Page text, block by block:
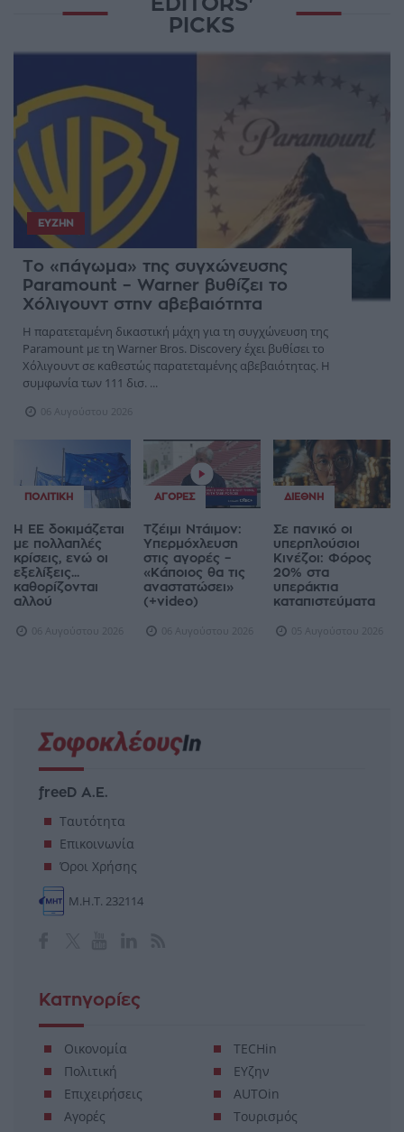
PICKS
ΕΥΖΗΝ
Το «πάγωμα» της συγχώνευσης
Paramount – Warner βυθίζει το
Χόλιγουντ στην αβεβαιότητα
Η παρατεταμένη δικαστική μάχη για τη συγχώνευση της
Paramount με τη Warner Bros. Discovery έχει βυθίσει το
Χόλιγουντ σε καθεστώς παρατεταμένης αβεβαιότητας. Η
συμφωνία των 111 δισ. ...
06 Αυγούστου 2026
ΠΟΛΙΤΙΚΉ
Η ΕΕ δοκιμάζεται
με πολλαπλές
κρίσεις, ενώ οι
εξελίξεις...
καθορίζονται
αλλού
06 Αυγούστου 2026
ΑΓΟΡΈΣ
Τζέιμι Ντάιμον:
Υπερμόχλευση
στις αγορές –
«Κάποιος θα τις
αναστατώσει»
(+video)
06 Αυγούστου 2026
ΔΙΕΘΝΉ
Σε πανικό οι
υπερπλούσιοι
Κινέζοι: Φόρος
20% στα
υπεράκτια
καταπιστεύματα
05 Αυγούστου 2026
freeD Α.Ε.
Ταυτότητα
Επικοινωνία
Όροι Χρήσης
Μ.Η.Τ. 232114
Κατηγορίες
Οικονομία
Πολιτική
Επιχειρήσεις
Αγορές
TECHin
ΕΥζην
AUTOin
Τουρισμός